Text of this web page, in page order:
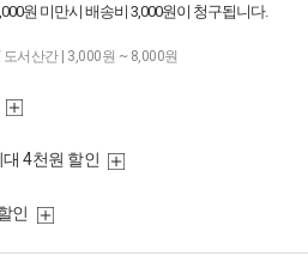
원 미만시 배송비 3,000원이 청구됩니다.
서산간 | 3,000원 ~ 8,000원
4천원 할인
인